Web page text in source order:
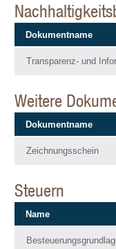
Dokumentname
Transparenz- und
Weitere
Dokumentname
Zeichnungsschein
Steuern
Name